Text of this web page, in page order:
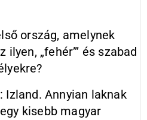
ország, amelynek
„fehér”’ és szabad
Annyian laknak
kisebb magyar